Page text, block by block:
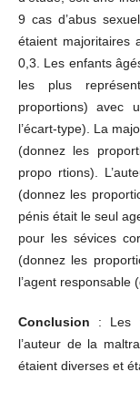
9 cas d’abus
étaient majoritaires
0,3. Les enfants
les plus
proportions) avec
l’écart-type). La
(donnez les
propo rtions).
(donnez les
pénis était le seul
pour les sévices
(donnez les
l’agent responsable
Conclusion : Les
l’auteur de la
étaient diverses et